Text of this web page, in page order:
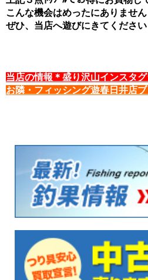
こんな機会はめったにありません
ぜひ、当店へ遊びにきてください
当店の情報＊盛り沢山インスタグ
お隣・フィッシング遊春日井店